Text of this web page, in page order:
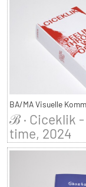
BA/MA Visuelle
ℬ · Ciceklik
time, 2024